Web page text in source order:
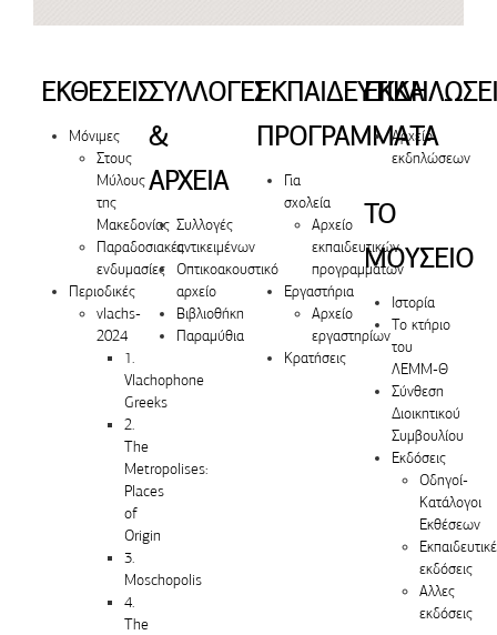
ΕΚΘΕΣΕΙΣ
Μόνιμες
Στους
Μύλους
της
Μακεδονίας
Παραδοσιακές
ενδυμασίες
Περιοδικές
vlachs-
2024
1.
Vlachophone
Greeks
2.
The
Metropolises:
Places
of
Origin
3.
Moschopolis
4.
The
ΣΥΛΛΟΓΕΣ
&
ΑΡΧΕΙΑ
Συλλογές
αντικειμένων
Οπτικοακουστικό
αρχείο
Βιβλιοθήκη
Παραμύθια
ΕΚΠΑΙΔΕΥΤΙΚΑ
ΠΡΟΓΡΑΜΜΑΤΑ
Για
σχολεία
Αρχείο
εκπαιδευτικών
προγραμμάτων
Εργαστήρια
Αρχείο
εργαστηρίων
Κρατήσεις
Αρχείο
εκδηλώσεων
ΤΟ
ΜΟΥΣΕΙΟ
Ιστορία
Το κτήριο
του
ΛΕΜΜ-Θ
Σύνθεση
Διοικητικού
Συμβουλίου
Εκδόσεις
Οδηγοί-
Κατάλογοι
Εκθέσεων
εκδόσεις
Αλλες
εκδόσεις